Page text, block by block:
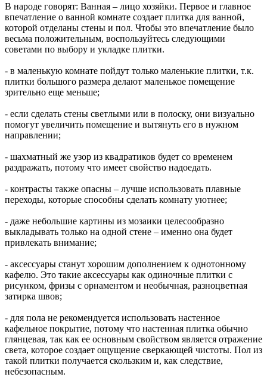
В народе говорят: Ванная – лицо хозяйки. Первое и главное
впечатление о ванной комнате создает плитка для ванной,
которой отделаны стены и пол. Чтобы это впечатление было
весьма положительным, воспользуйтесь следующими
советами по выбору и укладке плитки.
- в маленькую комнате пойдут только маленькие плитки, т.к.
плитки большого размера делают маленькое помещение
зрительно еще меньше;
- если сделать стены светлыми или в полоску, они визуально
помогут увеличить помещение и вытянуть его в нужном
направлении;
- шахматный же узор из квадратиков будет со временем
раздражать, потому что имеет свойство надоедать.
- контрасты также опасны – лучше использовать плавные
переходы, которые способны сделать комнату уютнее;
- даже небольшие картины из мозаики целесообразно
выкладывать только на одной стене – именно она будет
привлекать внимание;
- аксессуары станут хорошим дополнением к однотонному
кафелю. Это такие аксессуары как одиночные плитки с
рисунком, фризы с орнаментом и необычная, разноцветная
затирка швов;
- для пола не рекомендуется использовать настенное
кафельное покрытие, потому что настенная плитка обычно
глянцевая, так как ее основным свойством является отражение
света, которое создает ощущение сверкающей чистоты. Пол из
такой плитки получается скользким и, как следствие,
небезопасным.